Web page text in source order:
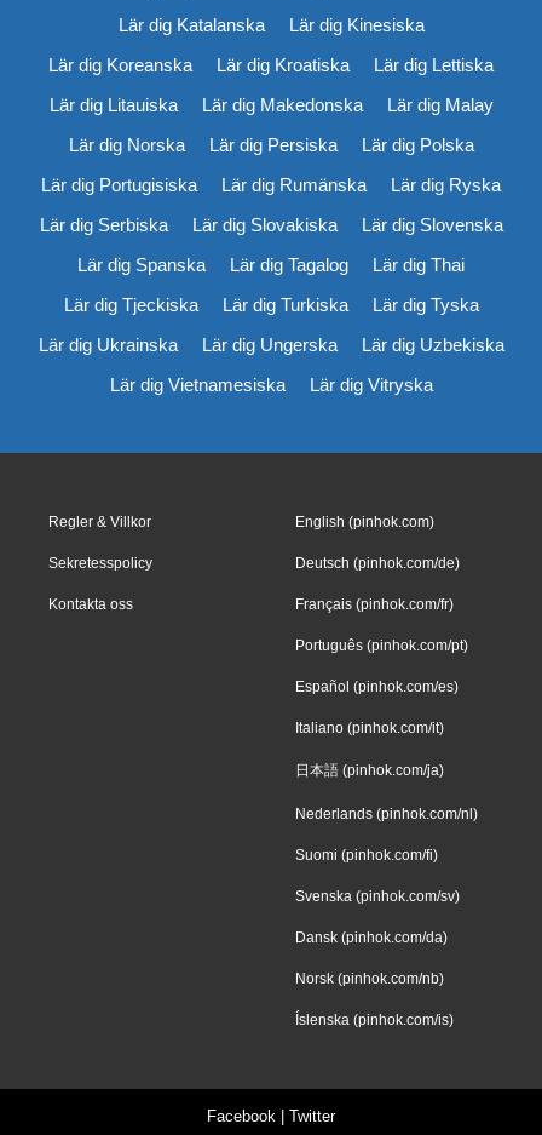
Lär dig Katalanska
Lär dig Kinesiska
Lär dig Koreanska
Lär dig Kroatiska
Lär dig Lettiska
Lär dig Litauiska
Lär dig Makedonska
Lär dig Malay
Lär dig Norska
Lär dig Persiska
Lär dig Polska
Lär dig Portugisiska
Lär dig Rumänska
Lär dig Ryska
Lär dig Serbiska
Lär dig Slovakiska
Lär dig Slovenska
Lär dig Spanska
Lär dig Tagalog
Lär dig Thai
Lär dig Tjeckiska
Lär dig Turkiska
Lär dig Tyska
Lär dig Ukrainska
Lär dig Ungerska
Lär dig Uzbekiska
Lär dig Vietnamesiska
Lär dig Vitryska
Regler & Villkor
Sekretesspolicy
Kontakta oss
English (pinhok.com)
Deutsch (pinhok.com/de)
Français (pinhok.com/fr)
Português (pinhok.com/pt)
Español (pinhok.com/es)
Italiano (pinhok.com/it)
日本語 (pinhok.com/ja)
Nederlands (pinhok.com/nl)
Suomi (pinhok.com/fi)
Svenska (pinhok.com/sv)
Dansk (pinhok.com/da)
Norsk (pinhok.com/nb)
Íslenska (pinhok.com/is)
Facebook Twitter